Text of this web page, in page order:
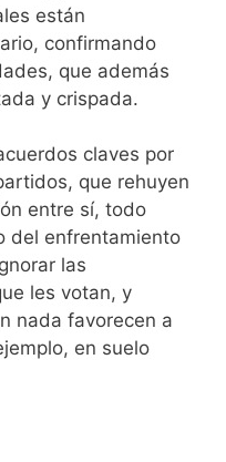
están
confirmando
que además
y crispada.
claves por
que rehuyen
entre sí, todo
del enfrentamiento
las
les votan, y
nada favorecen a
en suelo